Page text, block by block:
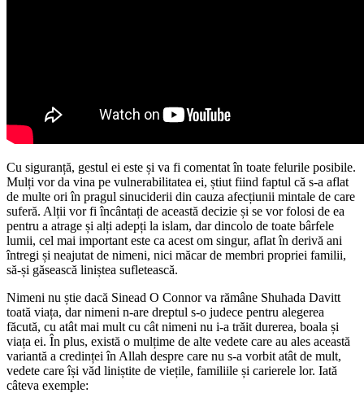
Cu siguranță, gestul ei este și va fi comentat în toate felurile posibile.
Mulți vor da vina pe vulnerabilitatea ei, știut fiind faptul că s-a aflat
de multe ori în pragul sinuciderii din cauza afecțiunii mintale de care
suferă. Alții vor fi încântați de această decizie și se vor folosi de ea
pentru a atrage și alți adepți la islam, dar dincolo de toate bârfele
lumii, cel mai important este ca acest om singur, aflat în derivă ani
întregi și neajutat de nimeni, nici măcar de membri propriei familii,
să-și găsească liniștea sufletească.
Nimeni nu știe dacă Sinead O Connor va rămâne Shuhada Davitt
toată viața, dar nimeni n-are dreptul s-o judece pentru alegerea
făcută, cu atât mai mult cu cât nimeni nu i-a trăit durerea, boala și
viața ei. În plus, există o mulțime de alte vedete care au ales această
variantă a credinței în Allah despre care nu s-a vorbit atât de mult,
vedete care își văd liniștite de viețile, familiile și carierele lor. Iată
câteva exemple: